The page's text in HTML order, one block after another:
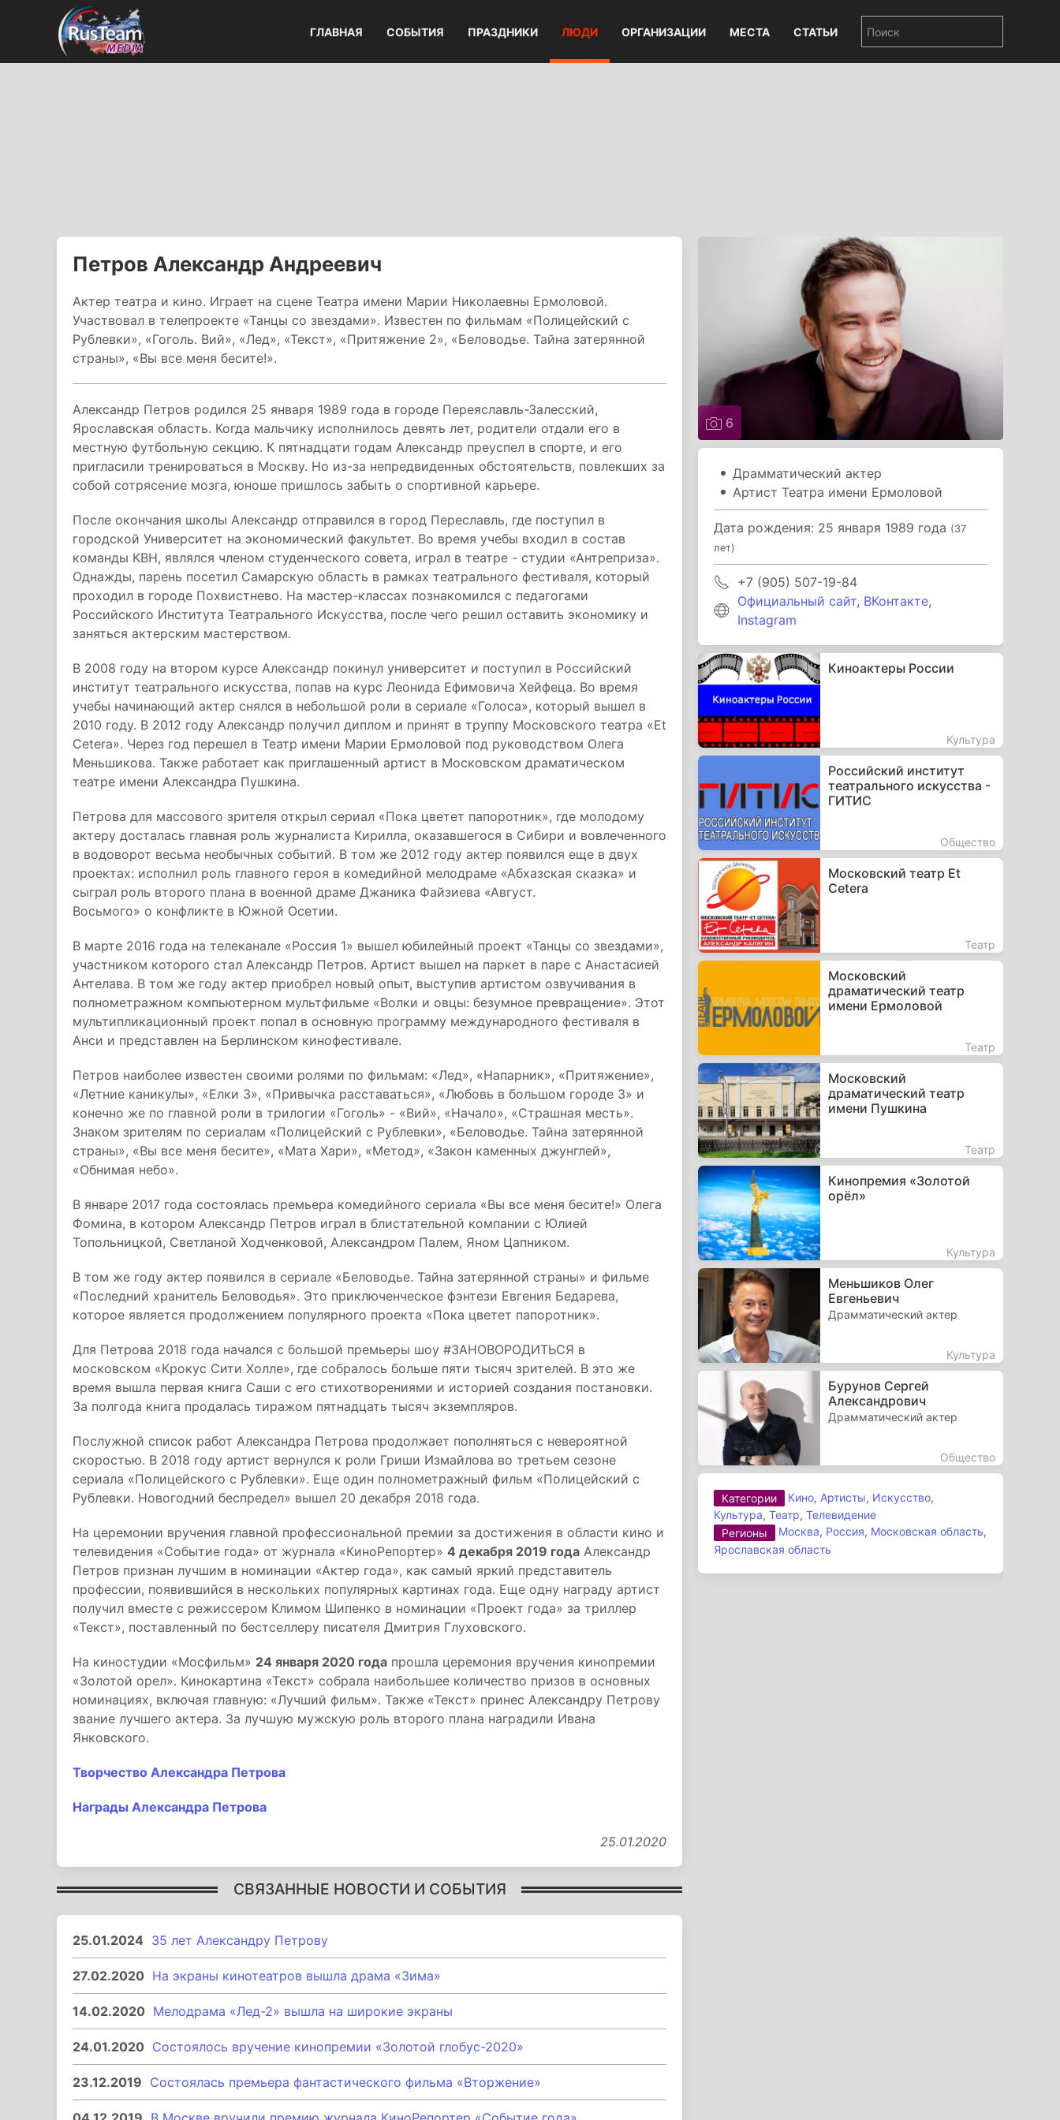
ГЛАВНАЯ СОБЫТИЯ ПРАЗДНИКИ ЛЮДИ ОРГАНИЗАЦИИ МЕСТА СТАТЬИ
Петров Александр Андреевич
Актер театра и кино. Играет на сцене Театра имени Марии Николаевны Ермоловой.
Участвовал в телепроекте «Танцы со звездами». Известен по фильмам «Полицейский с
Рублевки», «Гоголь. Вий», «Лед», «Текст», «Притяжение 2», «Беловодье. Тайна затерянной
страны», «Вы все меня бесите!».
Александр Петров родился 25 января 1989 года в городе Переяславль-Залесский,
Ярославская область. Когда мальчику исполнилось девять лет, родители отдали его в
местную футбольную секцию. К пятнадцати годам Александр преуспел в спорте, и его
пригласили тренироваться в Москву. Но из-за непредвиденных обстоятельств, повлекших за
собой сотрясение мозга, юноше пришлось забыть о спортивной карьере.
После окончания школы Александр отправился в город Переславль, где поступил в
городской Университет на экономический факультет. Во время учебы входил в состав
команды КВН, являлся членом студенческого совета, играл в театре - студии «Антреприза».
Однажды, парень посетил Самарскую область в рамках театрального фестиваля, который
проходил в городе Похвистнево. На мастер-классах познакомился с педагогами
Российского Института Театрального Искусства, после чего решил оставить экономику и
заняться актерским мастерством.
В 2008 году на втором курсе Александр покинул университет и поступил в Российский
институт театрального искусства, попав на курс Леонида Ефимовича Хейфеца. Во время
учебы начинающий актер снялся в небольшой роли в сериале «Голоса», который вышел в
2010 году. В 2012 году Александр получил диплом и принят в труппу Московского театра «Et
Cetera». Через год перешел в Театр имени Марии Ермоловой под руководством Олега
Меньшикова. Также работает как приглашенный артист в Московском драматическом
театре имени Александра Пушкина.
Петрова для массового зрителя открыл сериал «Пока цветет папоротник», где молодому
актеру досталась главная роль журналиста Кирилла, оказавшегося в Сибири и вовлеченного
в водоворот весьма необычных событий. В том же 2012 году актер появился еще в двух
проектах: исполнил роль главного героя в комедийной мелодраме «Абхазская сказка» и
сыграл роль второго плана в военной драме Джаника Файзиева «Август.
Восьмого» о конфликте в Южной Осетии.
В марте 2016 года на телеканале «Россия 1» вышел юбилейный проект «Танцы со звездами»,
участником которого стал Александр Петров. Артист вышел на паркет в паре с Анастасией
Антелава. В том же году актер приобрел новый опыт, выступив артистом озвучивания в
полнометражном компьютерном мультфильме «Волки и овцы: безумное превращение». Этот
мультипликационный проект попал в основную программу международного фестиваля в
Анси и представлен на Берлинском кинофестивале.
Петров наиболее известен своими ролями по фильмам: «Лед», «Напарник», «Притяжение»,
«Летние каникулы», «Елки 3», «Привычка расставаться», «Любовь в большом городе 3» и
конечно же по главной роли в трилогии «Гоголь» - «Вий», «Начало», «Страшная месть».
Знаком зрителям по сериалам «Полицейский с Рублевки», «Беловодье. Тайна затерянной
страны», «Вы все меня бесите», «Мата Хари», «Метод», «Закон каменных джунглей»,
«Обнимая небо».
В январе 2017 года состоялась премьера комедийного сериала «Вы все меня бесите!» Олега
Фомина, в котором Александр Петров играл в блистательной компании с Юлией
Топольницкой, Светланой Ходченковой, Александром Палем, Яном Цапником.
В том же году актер появился в сериале «Беловодье. Тайна затерянной страны» и фильме
«Последний хранитель Беловодья». Это приключенческое фэнтези Евгения Бедарева,
которое является продолжением популярного проекта «Пока цветет папоротник».
Для Петрова 2018 года начался с большой премьеры шоу #ЗАНОВОРОДИТЬСЯ в
московском «Крокус Сити Холле», где собралось больше пяти тысяч зрителей. В это же
время вышла первая книга Саши с его стихотворениями и историей создания постановки.
За полгода книга продалась тиражом пятнадцать тысяч экземпляров.
Послужной список работ Александра Петрова продолжает пополняться с невероятной
скоростью. В 2018 году артист вернулся к роли Гриши Измайлова во третьем сезоне
сериала «Полицейского с Рублевки». Еще один полнометражный фильм «Полицейский с
Рублевки. Новогодний беспредел» вышел 20 декабря 2018 года.
На церемонии вручения главной профессиональной премии за достижения в области кино и
телевидения «Событие года» от журнала «КиноРепортер» 4 декабря 2019 года Александр
Петров признан лучшим в номинации «Актер года», как самый яркий представитель
профессии, появившийся в нескольких популярных картинах года. Еще одну награду артист
получил вместе с режиссером Климом Шипенко в номинации «Проект года» за триллер
«Текст», поставленный по бестселлеру писателя Дмитрия Глуховского.
На киностудии «Мосфильм» 24 января 2020 года прошла церемония вручения кинопремии
«Золотой орел». Кинокартина «Текст» собрала наибольшее количество призов в основных
номинациях, включая главную: «Лучший фильм». Также «Текст» принес Александру Петрову
звание лучшего актера. За лучшую мужскую роль второго плана наградили Ивана
Янковского.
Творчество Александра Петрова
Награды Александра Петрова
25.01.2020
СВЯЗАННЫЕ НОВОСТИ И СОБЫТИЯ
25.01.2024 35 лет Александру Петрову
27.02.2020 На экраны кинотеатров вышла драма «Зима»
14.02.2020 Мелодрама «Лед-2» вышла на широкие экраны
24.01.2020 Состоялось вручение кинопремии «Золотой глобус-2020»
23.12.2019 Состоялась премьера фантастического фильма «Вторжение»
6
Драмматический актер
Артист Театра имени Ермоловой
Дата рождения: 25 января 1989 года (37
лет)
+7 (905) 507-19-84
Официальный сайт, ВКонтакте,
Instagram
Киноактеры России
Культура
Российский институт
театрального искусства -
ГИТИС
Общество
Московский театр Et
Cetera
Театр
Московский
драматический театр
имени Ермоловой
Театр
Московский
драматический театр
имени Пушкина
Театр
Кинопремия «Золотой
орёл»
Культура
Меньшиков Олег
Евгеньевич
Драмматический актер
Культура
Бурунов Сергей
Александрович
Драмматический актер
Общество
Категории Кино, Артисты, Искусство,
Культура,Театр,Телевидение
Регионы
Москва, Россия, Московская область,
Ярославская область